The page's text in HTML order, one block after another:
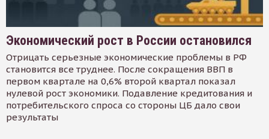
Экономический рост в России остановился
Отрицать серьезные экономические проблемы в РФ
становится все труднее. После сокращения ВВП в
первом квартале на 0,6% второй квартал показал
нулевой рост экономики. Подавление кредитования и
потребительского спроса со стороны ЦБ дало свои
результаты